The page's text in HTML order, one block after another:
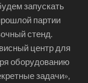
запускать
партии
стенд.
центр для
оборудованию
задачи»,